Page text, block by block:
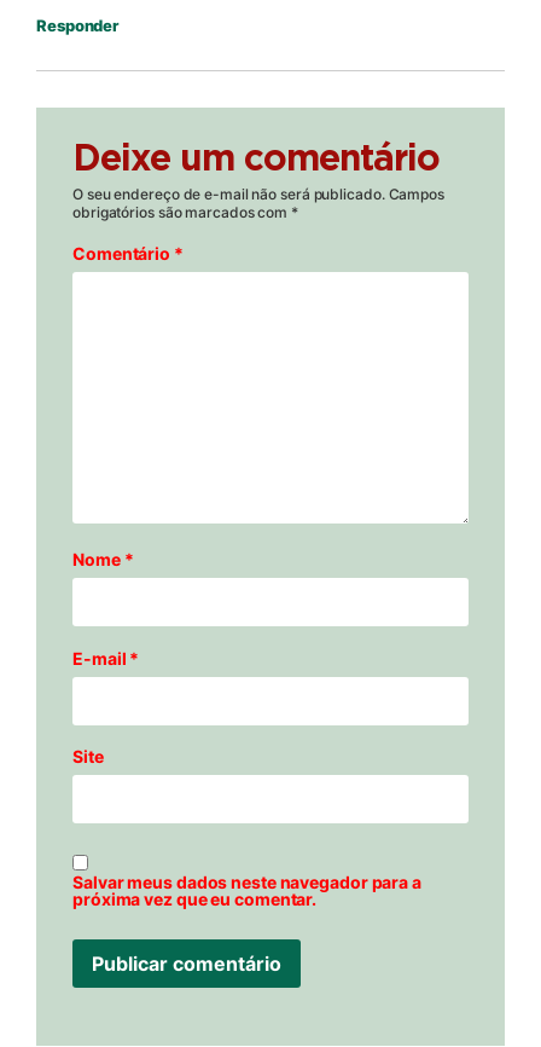
Responder
Deixe um comentário
O seu endereço de e-mail não será publicado. Campos
obrigatórios são marcados com *
Comentário *
Nome *
E-mail *
Site
Salvar meus dados neste navegador para a
próxima vez que eu comentar.